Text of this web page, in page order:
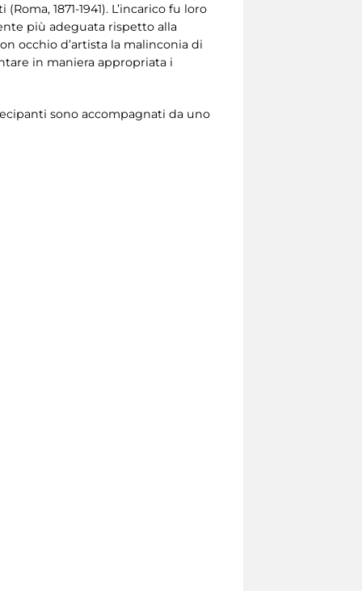
1871-1941). L’incarico fu loro
più adeguata rispetto alla
occhio d’artista la malinconia di
in maniera appropriata i
sono accompagnati da uno